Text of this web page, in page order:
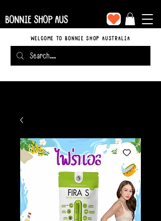
BONNIE SHOP AUS
WELCOME TO BONNIE SHOP AUSTRALIA